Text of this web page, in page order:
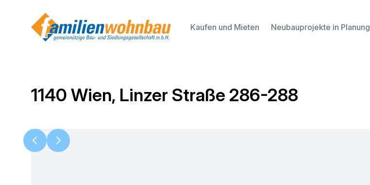
Kaufen und Mieten Neubauprojekte in Planung
1140 Wien, Linzer Straße 286-288